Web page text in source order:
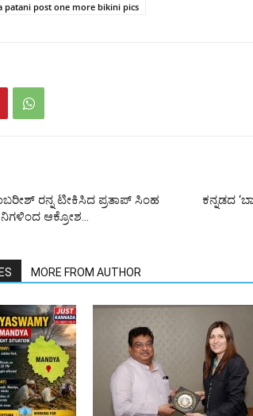
patani post one more bikini pics
ರನ್ನ ಟೀಕಿಸಿದ ಪ್ರತಾಪ್ ಸಿಂಹ
ಆಕ್ರೋಶ…
ಕನ್ನಡದ
MORE FROM AUTHOR